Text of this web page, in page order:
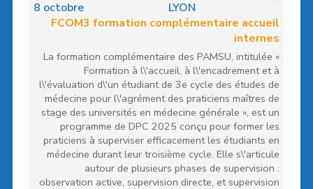
8 octobre
LYON
FCOM3 formation complémentaire accueil
internes
La formation complémentaire des PAMSU, intitulée «
Formation à l\'accueil, à l\'encadrement et à
l\'évaluation d\'un étudiant de 3e cycle des études de
médecine pour l\'agrément des praticiens maîtres de
stage des universités en médecine générale », est un
programme de DPC 2025 conçu pour former les
praticiens à superviser efficacement les étudiants en
médecine durant leur troisième cycle. Elle s\'articule
autour de plusieurs phases de supervision :
observation active, supervision directe, et supervision